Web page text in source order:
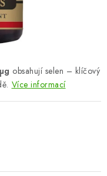
Slovník pojmů
obsahují selen – klíčový
Více informací